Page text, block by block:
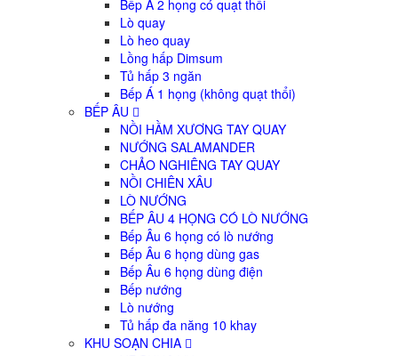
Bếp Á 2 họng có quạt thổi
Lò quay
Lò heo quay
Lồng hấp Dimsum
Tủ hấp 3 ngăn
Bếp Á 1 họng (không quạt thổi)
BẾP ÂU
NỒI HẦM XƯƠNG TAY QUAY
NƯỚNG SALAMANDER
CHẢO NGHIÊNG TAY QUAY
NỒI CHIÊN XÂU
LÒ NƯỚNG
BẾP ÂU 4 HỌNG CÓ LÒ NƯỚNG
Bếp Âu 6 họng có lò nướng
Bếp Âu 6 họng dùng gas
Bếp Âu 6 họng dùng điện
Bếp nướng
Lò nướng
Tủ hấp đa năng 10 khay
KHU SOẠN CHIA